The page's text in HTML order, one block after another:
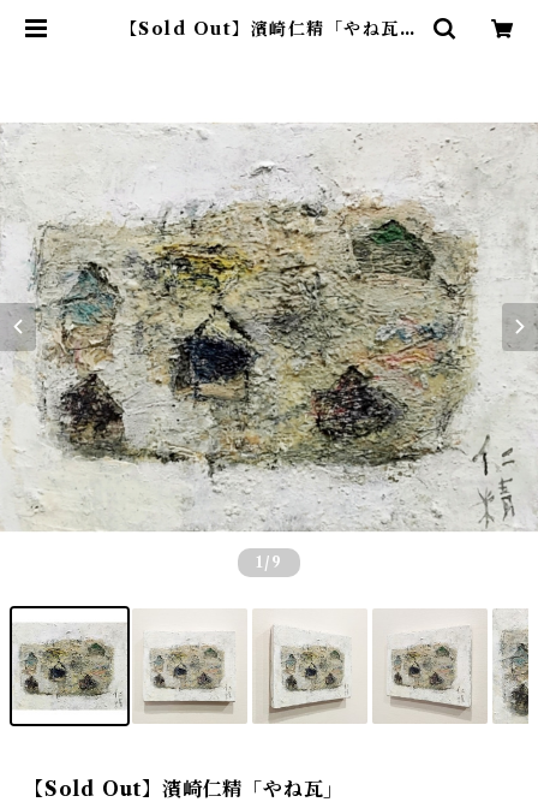
【Sold Out】濱崎仁精「やね瓦」
1 /9
【Sold Out】濱崎仁精「やね瓦」